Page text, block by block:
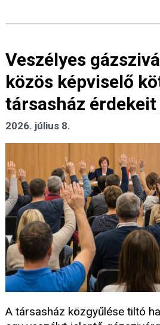
Veszélyes
közös képviselő
társasház
2026. július 8.
A társasház közgyűlése tiltó